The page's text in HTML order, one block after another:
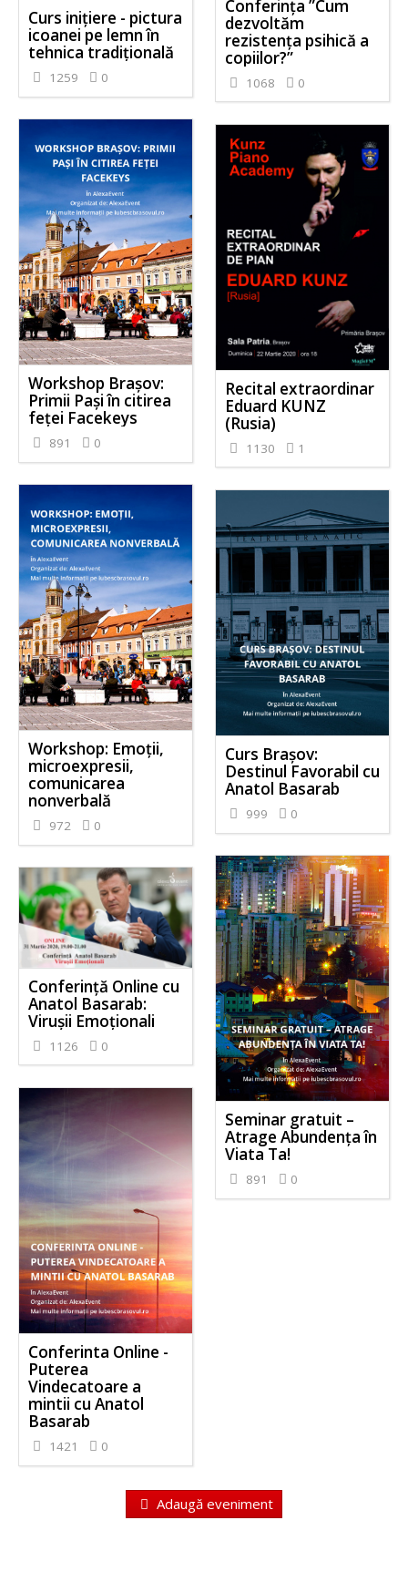
Curs inițiere - pictura
icoanei pe lemn în
tehnica tradițională
1259 0
Conferința ”Cum
dezvoltăm
rezistența psihică a
copiilor?”
1068 0
Workshop Brașov:
Primii Pași în citirea
feței Facekeys
891 0
Recital extraordinar
Eduard KUNZ
(Rusia)
1130 1
Workshop: Emoții,
microexpresii,
comunicarea
nonverbală
972 0
Curs Brașov:
Destinul Favorabil cu
Anatol Basarab
999 0
Seminar gratuit –
Atrage Abundența în
Viata Ta!
891 0
Conferință Online cu
Anatol Basarab:
Virușii Emoționali
1126 0
Conferinta Online -
Puterea
Vindecatoare a
mintii cu Anatol
Basarab
1421 0
Adaugă eveniment